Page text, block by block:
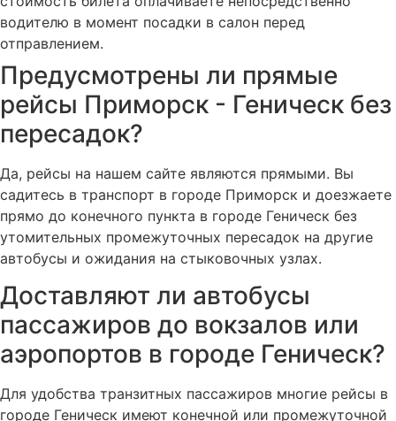
водителю в момент посадки в салон перед
отправлением.
Предусмотрены ли прямые
рейсы Приморск - Геническ без
пересадок?
Да, рейсы на нашем сайте являются прямыми. Вы
садитесь в транспорт в городе Приморск и доезжаете
прямо до конечного пункта в городе Геническ без
утомительных промежуточных пересадок на другие
автобусы и ожидания на стыковочных узлах.
Доставляют ли автобусы
пассажиров до вокзалов или
аэропортов в городе Геническ?
Для удобства транзитных пассажиров многие рейсы в
городе Геническ имеют конечной или промежуточной